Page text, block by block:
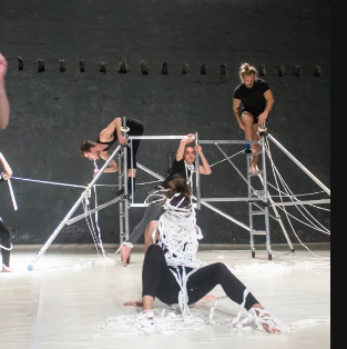
formation et de sensibilisation dans le
des arts performatifs
+ D'INFOS